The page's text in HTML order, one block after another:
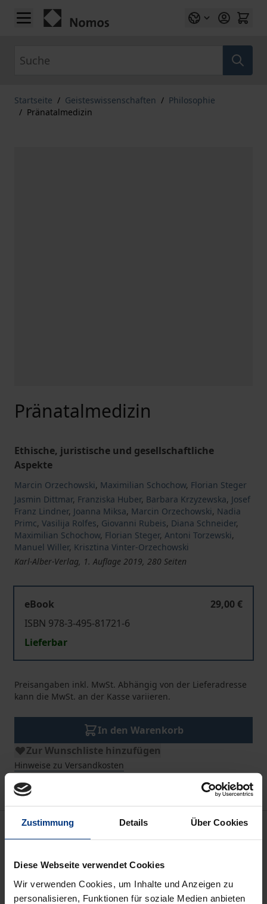
Zustimmung Details Über Cookies
Diese Webseite verwendet Cookies
Wir verwenden Cookies, um Inhalte und Anzeigen zu
personalisieren, Funktionen für soziale Medien anbieten
Zum Inhalt springen
Startseite / Geisteswissenschaften / Philosophie
/ Pränatalmedizin
Pränatalmedizin
Ethische, juristische und gesellschaftliche
Aspekte
Marcin Orzechowski, Maximilian Schochow, Florian Steger
Jasmin Dittmar, Franziska Huber, Barbara Krzyzewska, Josef
Franz Lindner, Joanna Miksa, Marcin Orzechowski, Nadia
Primc, Vasilija Rolfes, Giovanni Rubeis, Diana Schneider,
Maximilian Schochow, Florian Steger, Antoni Torzewski,
Manuel Willer, Krisztina Vinter-Orzechowski
Karl-Alber-Verlag, 1. Auflage 2019, 280 Seiten
eBook
29,00 €
ISBN 978-3-495-81721-6
Lieferbar
Preisangaben inkl. MwSt. Abhängig von der Lieferadresse
kann die MwSt. an der Kasse variieren.
In den Warenkorb
Zur Wunschliste hinzufügen
Hinweise zu Versandkosten
Beschreibung
Die europaweite Einführung neuer, leicht
zugänglicher und nicht-invasiver pränataler
Gendiagnostik führt zu unterschiedlich gelagerten